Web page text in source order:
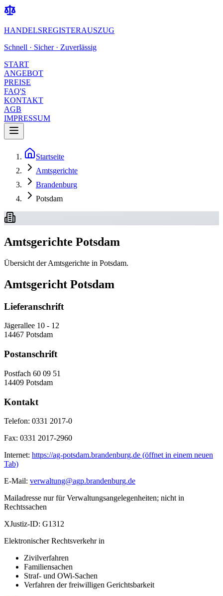
HANDELSREGISTERAUSZUG
Schnell · Sicher · Zuverlässig
START
ANGEBOT
PREISE
FAQ'S
KONTAKT
AGB
IMPRESSUM
Startseite
Amtsgerichte
Brandenburg
Potsdam
Amtsgerichte Potsdam
Übersicht der Amtsgerichte in Potsdam.
Amtsgericht Potsdam
Lieferanschrift
Jägerallee 10 - 12
14467 Potsdam
Postanschrift
Postfach 60 09 51
14409 Potsdam
Kontakt
Telefon: 0331 2017-0
Fax: 0331 2017-2960
Internet: https://ag-potsdam.brandenburg.de (öffnet in einem neuen
Tab)
E-Mail: verwaltung@agp.brandenburg.de
Mailadresse nur für Verwaltungsangelegenheiten; nicht in
Rechtssachen
XJustiz-ID: G1312
Elektronischer Rechtsverkehr in
Zivilverfahren
Familiensachen
Straf- und OWi-Sachen
Verfahren der freiwilligen Gerichtsbarkeit